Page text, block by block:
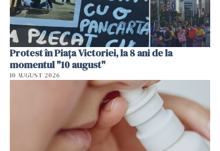
Protest în Piața Victoriei, la 8 ani de la
momentul "10 august"
10 AUGUST 2026